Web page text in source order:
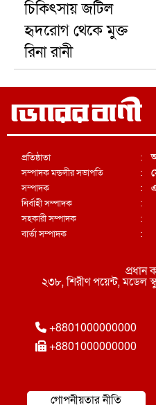
চিকিৎসায় জটিল
হৃদরোগ থেকে মুক্ত
রিনা রানী
প্রতিষ্ঠাতা
সম্পাদক মন্ডলীর সভাপতি
সম্পাদক
নির্বাহী সম্পাদক
সহকারী সম্পাদক
বার্তা সম্পাদক
:
:
:
:
:
:
প্রধান
২৩৮, শিরীণ পয়েন্ট, মডেল
+8801000000000
+8801000000000
গোপনীয়তার নীতি